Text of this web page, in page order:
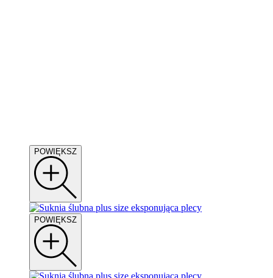
POWIĘKSZ
POWIĘKSZ